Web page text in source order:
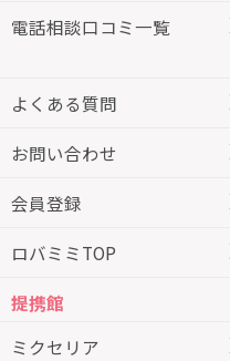
電話相談口コミ一覧
よくある質問
お問い合わせ
会員登録
ロバミミTOP
提携館
ミクセリア